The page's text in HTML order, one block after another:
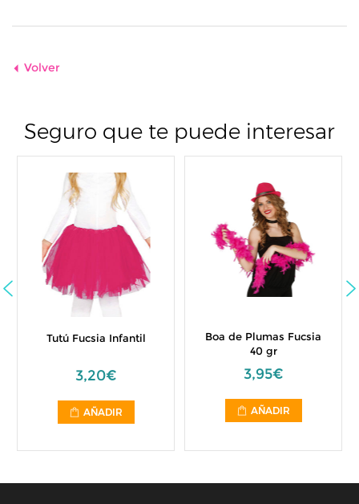
Volver
Seguro que te puede interesar
Tutú Fucsia Infantil
3,20€
AÑADIR
Boa de Plumas Fucsia
40 gr
3,95€
AÑADIR